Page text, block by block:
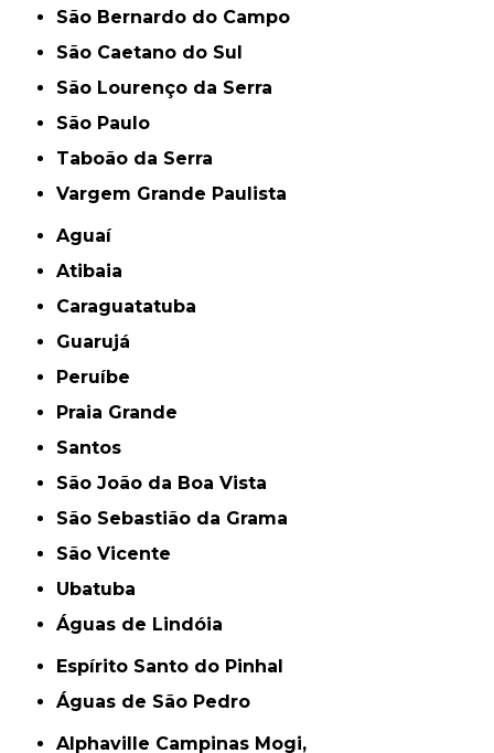
São Bernardo do Campo
São Caetano do Sul
São Lourenço da Serra
São Paulo
Taboão da Serra
Vargem Grande Paulista
Aguaí
Atibaia
Caraguatatuba
Guarujá
Peruíbe
Praia Grande
Santos
São João da Boa Vista
São Sebastião da Grama
São Vicente
Ubatuba
Águas de Lindóia
Espírito Santo do Pinhal
Águas de São Pedro
Alphaville Campinas Mogi,